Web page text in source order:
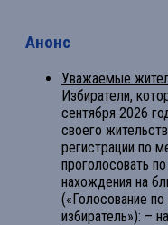
Анонс
Уважаемые
Избиратели,
сентября 2026
своего
регистрации по
проголосовать
нахождения на
(«Голосование
избиратель»): –